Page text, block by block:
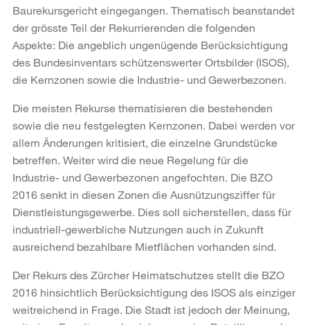
Baurekursgericht eingegangen. Thematisch beanstandet
der grösste Teil der Rekurrierenden die folgenden
Aspekte: Die angeblich ungenügende Berücksichtigung
des Bundesinventars schützenswerter Ortsbilder (ISOS),
die Kernzonen sowie die Industrie- und Gewerbezonen.
Die meisten Rekurse thematisieren die bestehenden
sowie die neu festgelegten Kernzonen. Dabei werden vor
allem Änderungen kritisiert, die einzelne Grundstücke
betreffen. Weiter wird die neue Regelung für die
Industrie- und Gewerbezonen angefochten. Die BZO
2016 senkt in diesen Zonen die Ausnützungsziffer für
Dienstleistungsgewerbe. Dies soll sicherstellen, dass für
industriell-gewerbliche Nutzungen auch in Zukunft
ausreichend bezahlbare Mietflächen vorhanden sind.
Der Rekurs des Zürcher Heimatschutzes stellt die BZO
2016 hinsichtlich Berücksichtigung des ISOS als einziger
weitreichend in Frage. Die Stadt ist jedoch der Meinung,